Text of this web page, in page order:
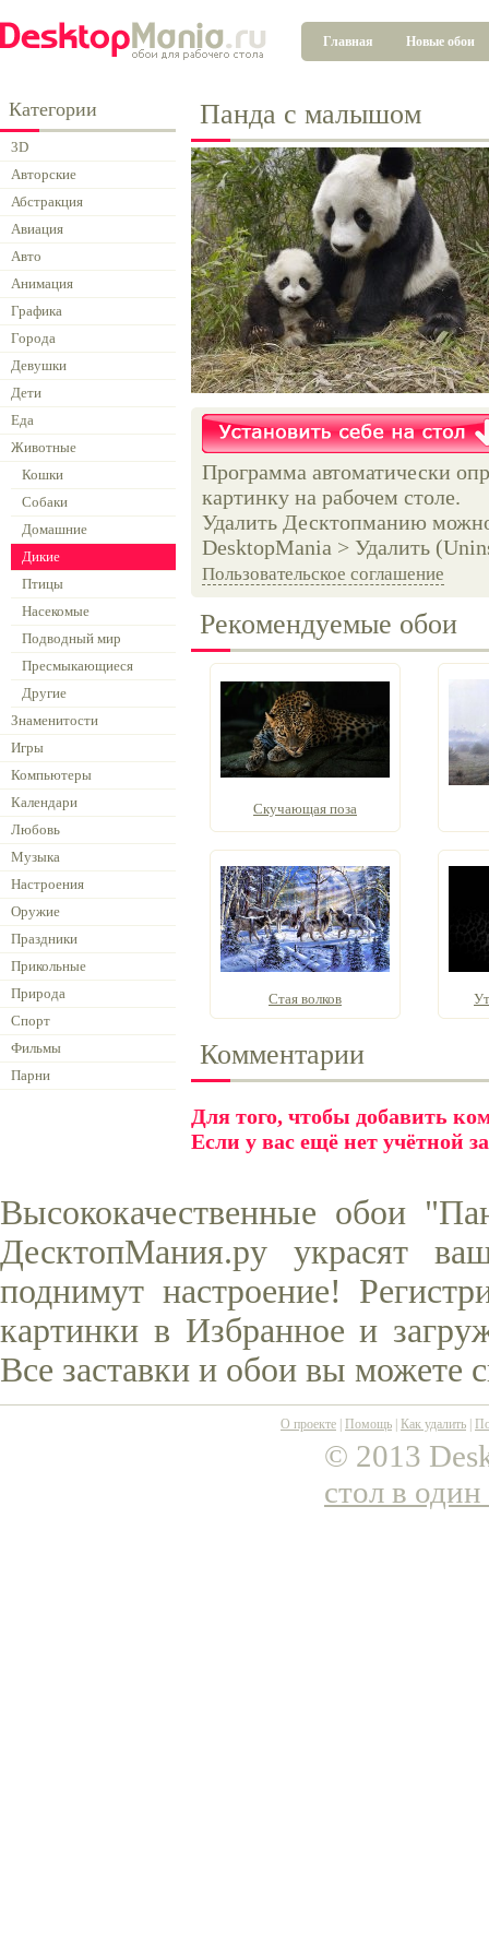
Главная Новые обои
Категории
3D
Авторские
Абстракция
Авиация
Авто
Анимация
Графика
Города
Девушки
Дети
Еда
Животные
Кошки
Собаки
Домашние
Дикие
Птицы
Насекомые
Подводный мир
Пресмыкающиеся
Другие
Знаменитости
Игры
Компьютеры
Календари
Любовь
Музыка
Настроения
Оружие
Праздники
Прикольные
Природа
Спорт
Фильмы
Парни
Панда с малышом
Программа автоматически
картинку на рабочем столе.
Удалить Десктопманию
DesktopMania > Удалить
Пользовательское соглашение
Рекомендуемые обои
Скучающая поза
Стая волков
Комментарии
Для того, чтобы добавить
Если у вас ещё нет учётной
Высококачественные обои
ДесктопМания.ру украсят
поднимут настроение!
картинки в Избранное и
Все заставки и обои вы можете
О проекте Помощь Как удалить
© 2013
стол в